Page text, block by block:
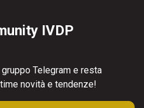
IVDP
Telegram e resta
novità e tendenze!